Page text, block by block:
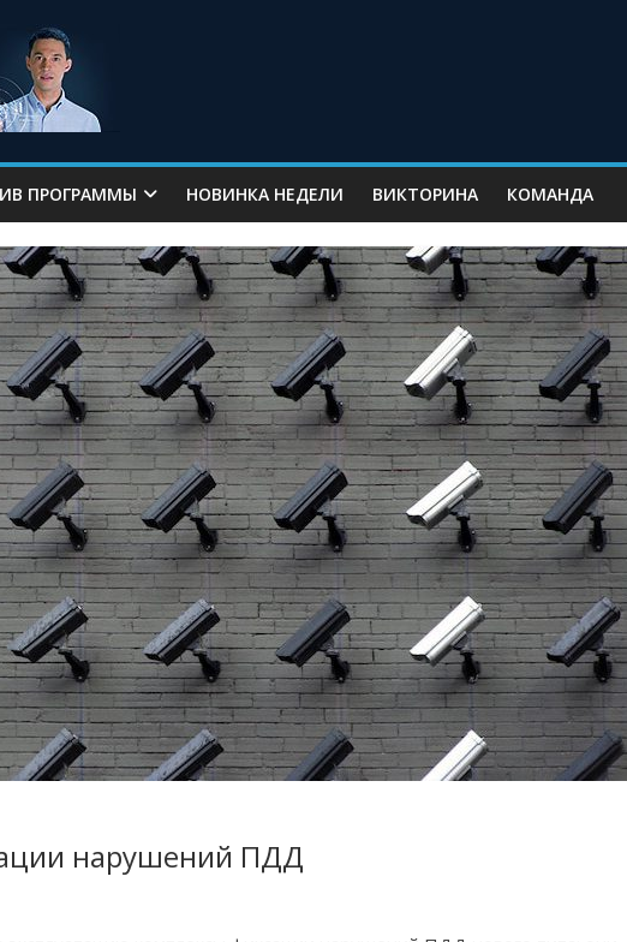
ПРОГРАММЫ НОВИНКА НЕДЕЛИ ВИКТОРИНА КОМАНДА
нарушений ПДД